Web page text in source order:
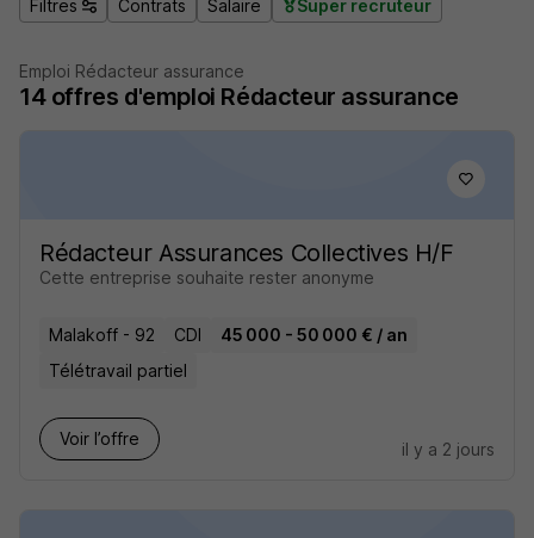
Filtres Contrats Salaire Super recruteur
Emploi Rédacteur assurance
14 offres d'emploi Rédacteur assurance
Rédacteur Assurances Collectives H/F
Cette entreprise souhaite rester anonyme
Malakoff - 92 CDI
45 000 - 50 000 € / an
Télétravail partiel
Voir l’offre
il y a 2 jours